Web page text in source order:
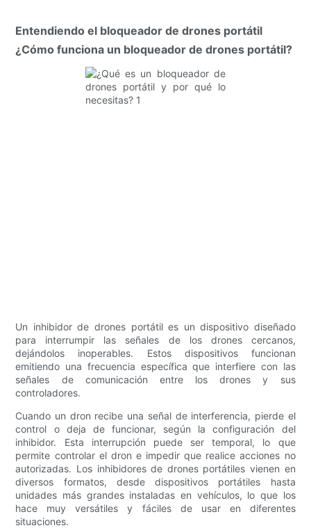
Entendiendo el bloqueador de drones portátil
¿Cómo funciona un bloqueador de drones portátil?
Un inhibidor de drones portátil es un dispositivo diseñado
para interrumpir las señales de los drones cercanos,
dejándolos inoperables. Estos dispositivos funcionan
emitiendo una frecuencia específica que interfiere con las
señales de comunicación entre los drones y sus
controladores.
Cuando un dron recibe una señal de interferencia, pierde el
control o deja de funcionar, según la configuración del
inhibidor. Esta interrupción puede ser temporal, lo que
permite controlar el dron e impedir que realice acciones no
autorizadas. Los inhibidores de drones portátiles vienen en
diversos formatos, desde dispositivos portátiles hasta
unidades más grandes instaladas en vehículos, lo que los
hace muy versátiles y fáciles de usar en diferentes
situaciones.